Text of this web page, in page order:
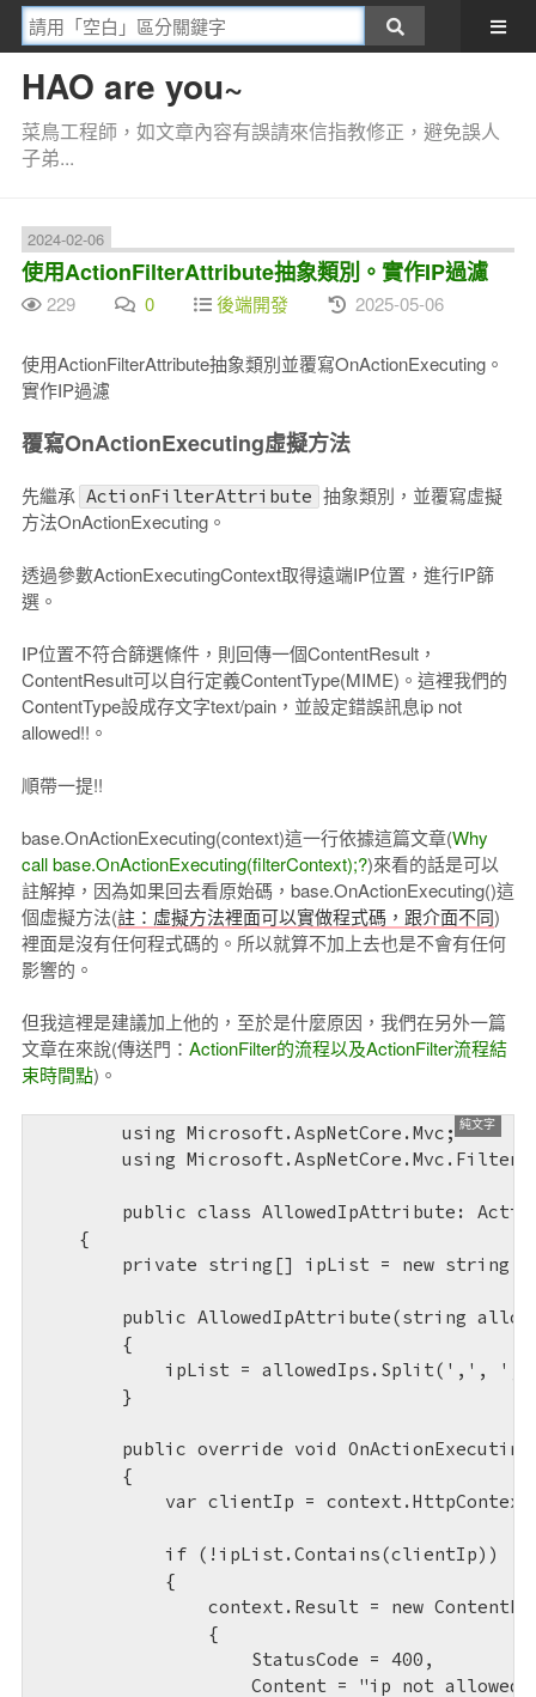
HAO are you~
菜鳥工程師，如文章內容有誤請來信指教修正，避免誤人
子弟...
2024-02-06
使用ActionFilterAttribute抽象類別。實作IP過濾
229 0 後端開發 2025-05-06
使用ActionFilterAttribute抽象類別並覆寫OnActionExecuting。
實作IP過濾
覆寫OnActionExecuting虛擬方法
先繼承 ActionFilterAttribute 抽象類別，並覆寫虛擬
方法OnActionExecuting。
透過參數ActionExecutingContext取得遠端IP位置，進行IP篩
選。
IP位置不符合篩選條件，則回傳一個ContentResult，
ContentResult可以自行定義ContentType(MIME)。這裡我們的
ContentType設成存文字text/pain，並設定錯誤訊息ip not
allowed!!。
順帶一提!!
base.OnActionExecuting(context)這一行依據這篇文章(Why
call base.OnActionExecuting(filterContext);?)來看的話是可以
註解掉，因為如果回去看原始碼，base.OnActionExecuting()這
個虛擬方法(註：虛擬方法裡面可以實做程式碼，跟介面不同)
裡面是沒有任何程式碼的。所以就算不加上去也是不會有任何
影響的。
但我這裡是建議加上他的，至於是什麼原因，我們在另外一篇
文章在來說(傳送門： ActionFilter的流程以及ActionFilter流程結
束時間點)。
    {
private string[] ipList = new string[]
public AllowedIpAttribute(string
        {
ipList = allowedIps.Split(',',
        }
public override void
        {
var clientIp =
            if (!ipList.Contains(clientIp))
            {
context.Result = new
                {
                    StatusCode = 400,
Content = "ip not